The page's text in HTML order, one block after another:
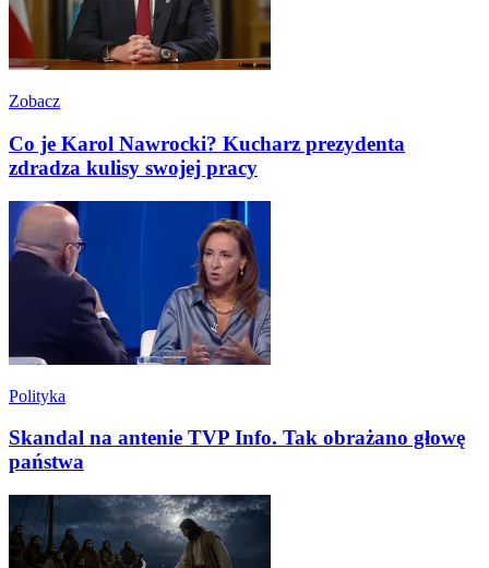
Zobacz
Co je Karol Nawrocki? Kucharz prezydenta
zdradza kulisy swojej pracy
Polityka
Skandal na antenie TVP Info. Tak obrażano głowę
państwa